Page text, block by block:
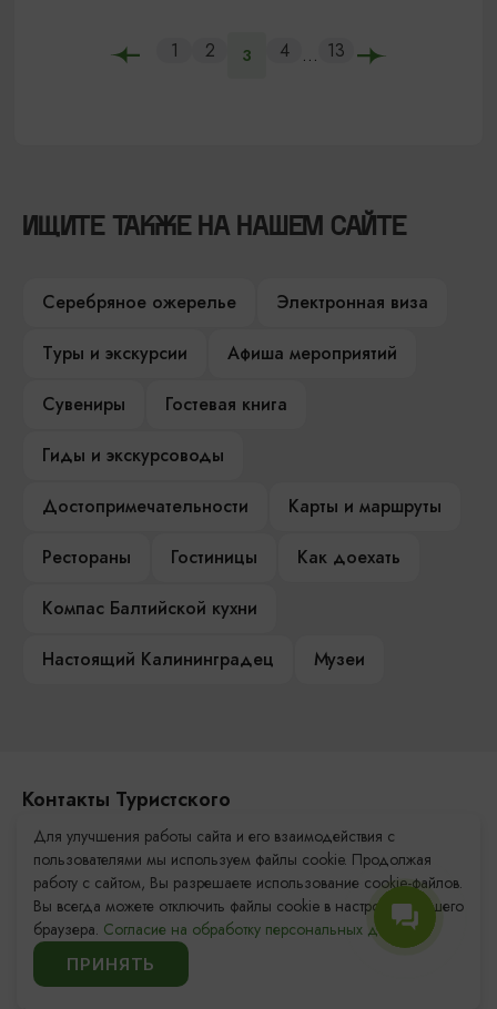
1 2 3 4 ... 13
ИЩИТЕ ТАКЖЕ НА НАШЕМ САЙТЕ
Серебряное ожерелье
Электронная виза
Туры и экскурсии
Афиша мероприятий
Сувениры
Гостевая книга
Гиды и экскурсоводы
Достопримечательности
Карты и маршруты
Рестораны
Гостиницы
Как доехать
Компас Балтийской кухни
Настоящий Калининградец
Музеи
Контакты Туристского
информационного центра
+7 (4012) 555-200
8 (800) 200-55-39
info@visit-kaliningrad.ru
Для улучшения работы сайта и его взаимодействия с
пользователями мы используем файлы cookie. Продолжая
работу с сайтом, Вы разрешаете использование cookie-файлов.
Вы всегда можете отключить файлы cookie в настройках Вашего
браузера. Согласие на обработку персональных данных.
ПРИНЯТЬ